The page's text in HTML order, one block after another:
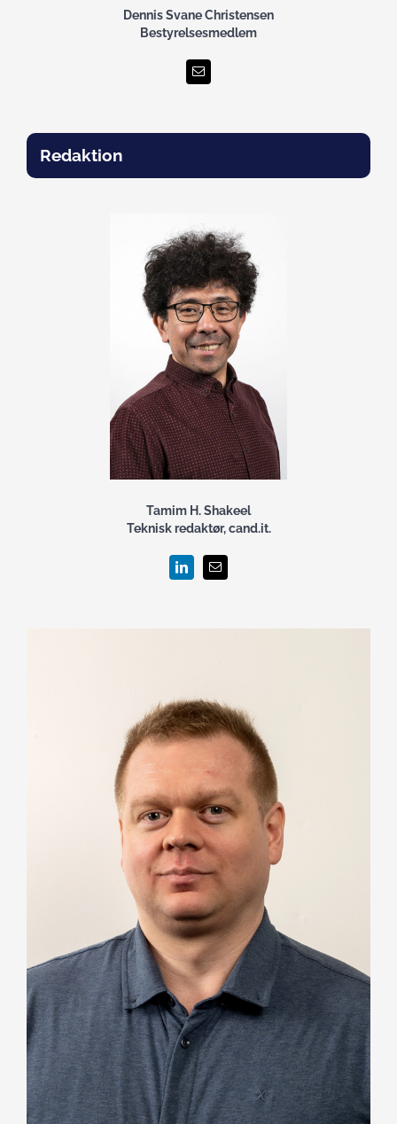
Dennis Svane Christensen
Bestyrelsesmedlem
Redaktion
Tamim H. Shakeel
Teknisk redaktør, cand.it.